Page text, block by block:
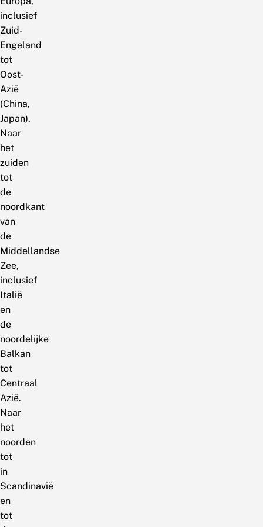
inclusief
Zuid-
Engeland
tot
Oost-
Azië
(China,
Japan).
Naar
het
zuiden
tot
de
noordkant
van
de
Middellandse
Zee,
inclusief
Italië
en
de
noordelijke
Balkan
tot
Centraal
Azië.
Naar
het
noorden
tot
in
Scandinavië
en
tot